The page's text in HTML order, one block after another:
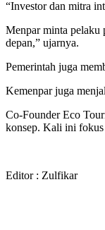
“Investor dan mitra
Menpar minta pelaku
depan,” ujarnya.
Pemerintah juga
Kemenpar juga
Co-Founder Eco
konsep. Kali ini
Editor : Zulfikar